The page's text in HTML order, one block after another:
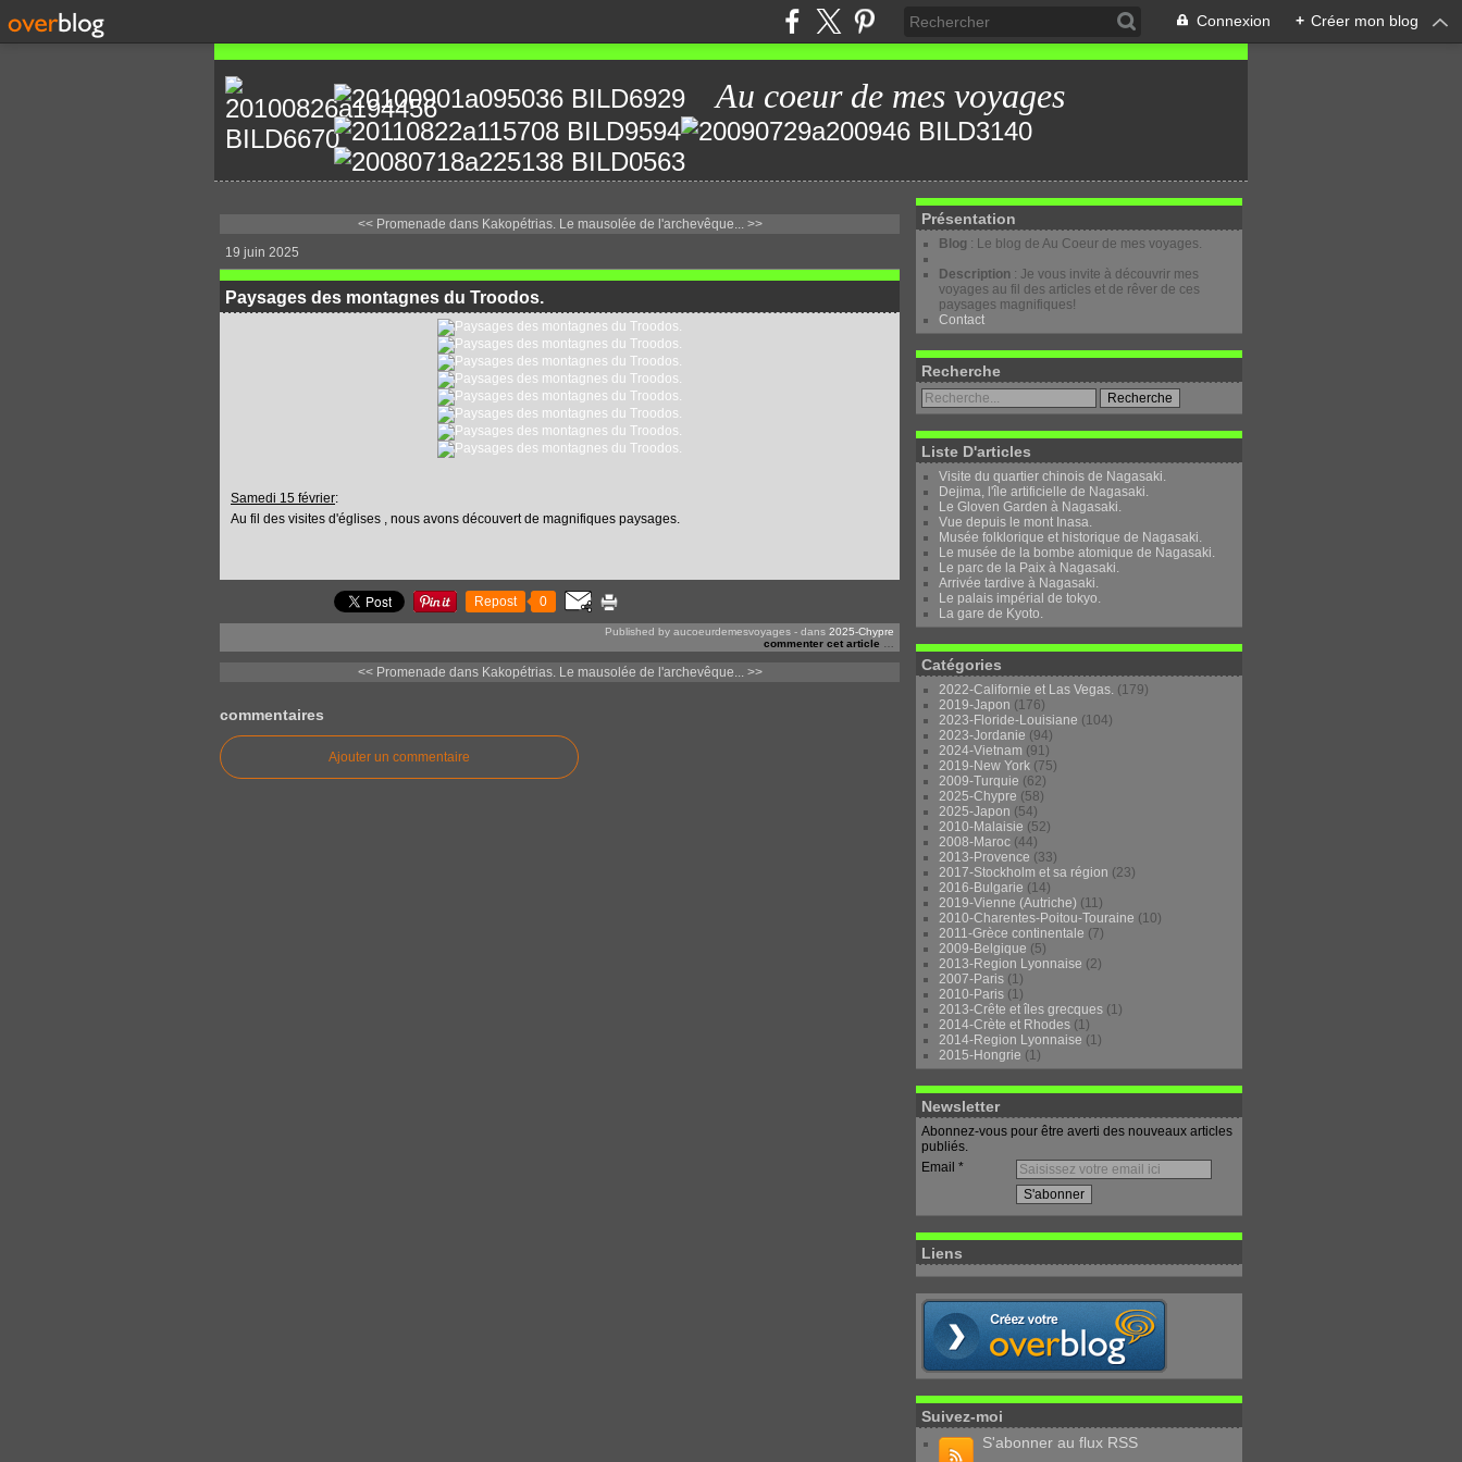
Connexion + Créer mon blog
Au coeur de mes voyages
<< Promenade dans Kakopétrias. Le mausolée de l'archevêque... >>
19 juin 2025
Paysages des montagnes du Troodos.
Samedi 15 février:
Au fil des visites d'églises , nous avons découvert de magnifiques paysages.
Repost 0
Published by aucoeurdemesvoyages - dans 2025-Chypre
commenter cet article
<< Promenade dans Kakopétrias. Le mausolée de l'archevêque... >>
commentaires
Ajouter un commentaire
Présentation
Blog : Le blog de Au Coeur de mes voyages.
Description : Je vous invite à découvrir mes
voyages au fil des articles et de rêver de ces
paysages magnifiques!
Contact
Recherche
Liste D'articles
Visite du quartier chinois de Nagasaki.
Dejima, l'île artificielle de Nagasaki.
Le Gloven Garden à Nagasaki.
Vue depuis le mont Inasa.
Musée folklorique et historique de Nagasaki.
Le musée de la bombe atomique de Nagasaki.
Le parc de la Paix à Nagasaki.
Arrivée tardive à Nagasaki.
Le palais impérial de tokyo.
La gare de Kyoto.
Catégories
2022-Californie et Las Vegas. (179)
2019-Japon (176)
2023-Floride-Louisiane (104)
2023-Jordanie (94)
2024-Vietnam (91)
2019-New York (75)
2009-Turquie (62)
2025-Chypre (58)
2025-Japon (54)
2010-Malaisie (52)
2008-Maroc (44)
2013-Provence (33)
2017-Stockholm et sa région (23)
2016-Bulgarie (14)
2019-Vienne (Autriche) (11)
2010-Charentes-Poitou-Touraine (10)
2011-Grèce continentale (7)
2009-Belgique (5)
2013-Region Lyonnaise (2)
2007-Paris (1)
2010-Paris (1)
2013-Crête et îles grecques (1)
2014-Crète et Rhodes (1)
2014-Region Lyonnaise (1)
2015-Hongrie (1)
Newsletter
Abonnez-vous pour être averti des nouveaux articles
publiés.
Email
Liens
Suivez-moi
S'abonner au flux RSS